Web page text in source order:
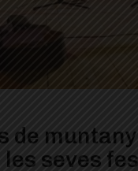
de
seves